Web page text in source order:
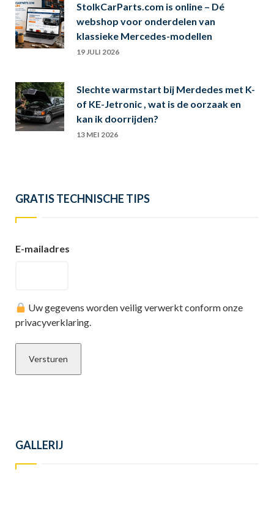
StolkCarParts.com is online – Dé
webshop voor onderdelen van
klassieke Mercedes-modellen
19 JULI 2026
Slechte warmstart bij Merdedes met K-
of KE-Jetronic , wat is de oorzaak en
kan ik doorrijden?
13 MEI 2026
GRATIS TECHNISCHE TIPS
E-mailadres
Uw gegevens worden veilig verwerkt conform onze
privacyverklaring.
GALLERIJ